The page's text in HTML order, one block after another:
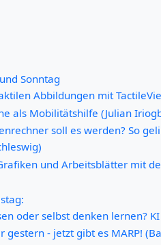
Sonntag
Abbildungen mit
als Mobilitätshilfe (Julian
soll es werden? So
und Arbeitsblätter mit
oder selbst denken lernen?
gestern - jetzt gibt es MARP!